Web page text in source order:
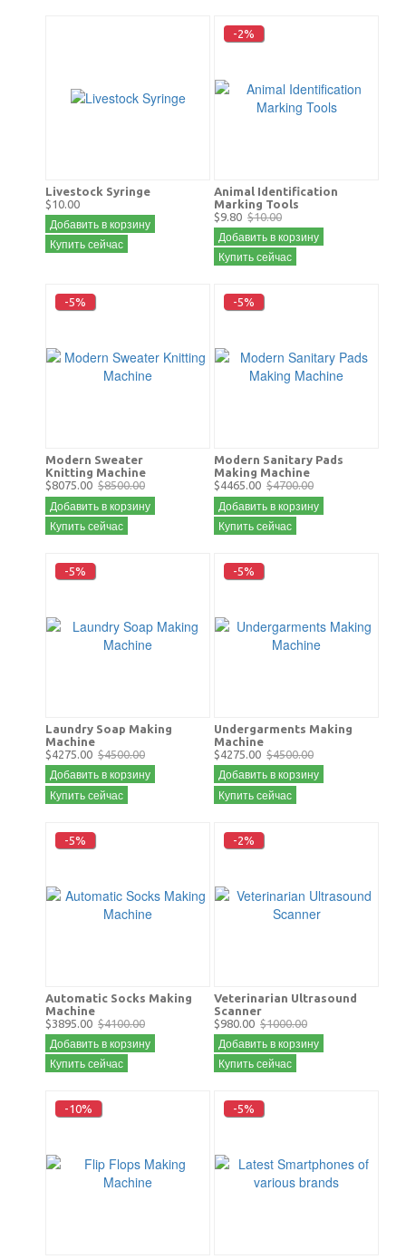
Livestock Syringe
$10.00
Добавить в корзину
Купить сейчас
-2%
Animal Identification
Marking Tools
$9.80 $10.00
Добавить в корзину
Купить сейчас
-5%
Modern Sweater
Knitting Machine
$8075.00 $8500.00
Добавить в корзину
Купить сейчас
-5%
Modern Sanitary Pads
Making Machine
$4465.00 $4700.00
Добавить в корзину
Купить сейчас
-5%
Laundry Soap Making
Machine
$4275.00 $4500.00
Добавить в корзину
Купить сейчас
-5%
Undergarments Making
Machine
$4275.00 $4500.00
Добавить в корзину
Купить сейчас
-5%
Automatic Socks Making
Machine
$3895.00 $4100.00
Добавить в корзину
Купить сейчас
-2%
Veterinarian Ultrasound
Scanner
$980.00 $1000.00
Добавить в корзину
Купить сейчас
-10% -5%